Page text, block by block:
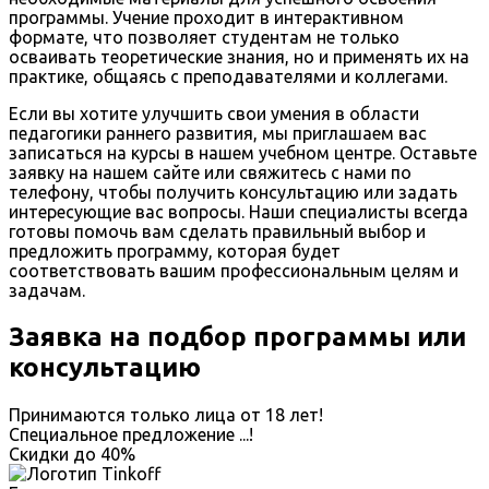
программы. Учение проходит в интерактивном
формате, что позволяет студентам не только
осваивать теоретические знания, но и применять их на
практике, общаясь с преподавателями и коллегами.
Если вы хотите улучшить свои умения в области
педагогики раннего развития, мы приглашаем вас
записаться на курсы в нашем учебном центре. Оставьте
заявку на нашем сайте или свяжитесь с нами по
телефону, чтобы получить консультацию или задать
интересующие вас вопросы. Наши специалисты всегда
готовы помочь вам сделать правильный выбор и
предложить программу, которая будет
соответствовать вашим профессиональным целям и
задачам.
Заявка на подбор программы или
консультацию
Принимаются только лица от 18 лет!
Специальное предложение
!
Скидки до 40%